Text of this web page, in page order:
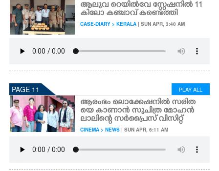
ആലുവ റെയിൽവേ സ്റ്റേഷനിൽ 11
കിലോ കഞ്ചാവ് കണ്ടെത്തി
CASE-DIARY > KERALA | SUN APR, 3:40 AM
PAGE 11 PLAY ALL
ആരംഭം ലൊക്കേഷനിൽ സരിത
യെ കാണാൻ സുചിത്ര മോഹൻ
ലാലിന്റെ സർപ്രൈസ് വിസിറ്റ്
CINEMA > NEWS | SUN APR, 6:11 AM